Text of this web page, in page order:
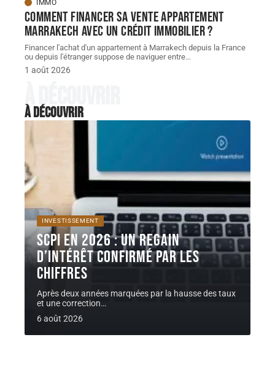
IMMO
Comment financer sa vente appartement
Marrakech avec un crédit immobilier ?
Financer l'achat d'un appartement à Marrakech depuis la France
ou depuis l'étranger suppose de naviguer entre…
1 août 2026
À découvrir
À découvrir
INVESTISSEMENT
SCPI en 2026 : un regain
d’intérêt confirmé par les
chiffres
Après deux années marquées par la hausse des taux
et une correction…
6 août 2026